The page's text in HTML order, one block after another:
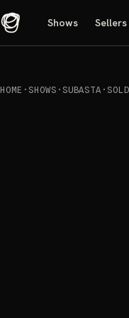
Shows Sellers
HOME · SHOWS · SUBASTA · SOLD